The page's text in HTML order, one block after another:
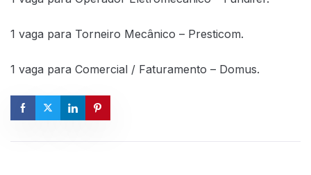
1 vaga para Torneiro Mecânico – Presticom.
1 vaga para Comercial / Faturamento – Domus.